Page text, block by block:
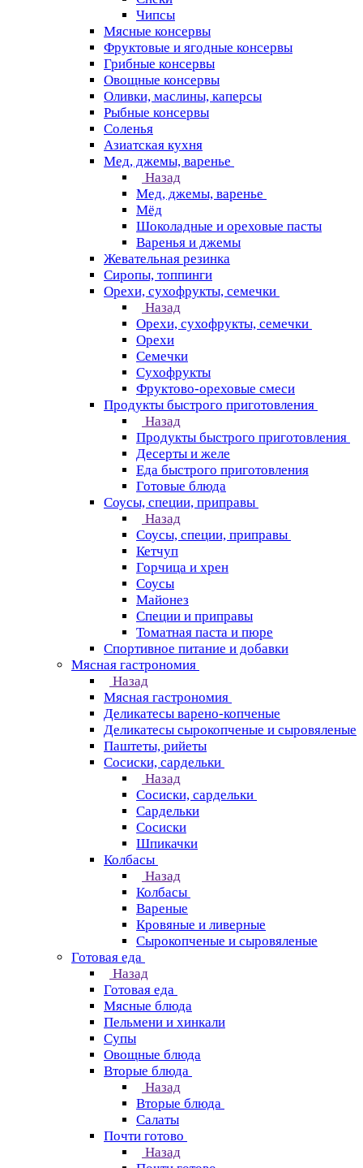
Чипсы
Мясные консервы
Фруктовые и ягодные консервы
Грибные консервы
Овощные консервы
Оливки, маслины, каперсы
Рыбные консервы
Соленья
Азиатская кухня
Мед, джемы, варенье
Назад
Мед, джемы, варенье
Мёд
Шоколадные и ореховые пасты
Варенья и джемы
Жевательная резинка
Сиропы, топпинги
Орехи, сухофрукты, семечки
Назад
Орехи, сухофрукты, семечки
Орехи
Семечки
Сухофрукты
Фруктово-ореховые смеси
Продукты быстрого приготовления
Назад
Продукты быстрого приготовления
Десерты и желе
Еда быстрого приготовления
Готовые блюда
Соусы, специи, приправы
Назад
Соусы, специи, приправы
Кетчуп
Горчица и хрен
Соусы
Майонез
Специи и приправы
Томатная паста и пюре
Спортивное питание и добавки
Мясная гастрономия
Назад
Мясная гастрономия
Деликатесы варено-копченые
Деликатесы сырокопченые и сыровяленые
Паштеты, рийеты
Сосиски, сардельки
Назад
Сосиски, сардельки
Сардельки
Сосиски
Шпикачки
Колбасы
Назад
Колбасы
Вареные
Кровяные и ливерные
Сырокопченые и сыровяленые
Готовая еда
Назад
Готовая еда
Мясные блюда
Пельмени и хинкали
Супы
Овощные блюда
Вторые блюда
Назад
Вторые блюда
Салаты
Почти готово
Назад